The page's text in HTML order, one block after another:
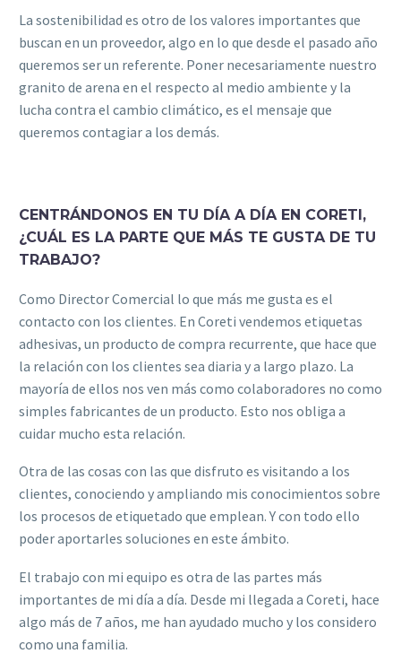
La sostenibilidad es otro de los valores importantes que
buscan en un proveedor, algo en lo que desde el pasado año
queremos ser un referente. Poner necesariamente nuestro
granito de arena en el respecto al medio ambiente y la
lucha contra el cambio climático, es el mensaje que
queremos contagiar a los demás.
CENTRÁNDONOS EN TU DÍA A DÍA EN CORETI,
¿CUÁL ES LA PARTE QUE MÁS TE GUSTA DE TU
TRABAJO?
Como Director Comercial lo que más me gusta es el
contacto con los clientes. En Coreti vendemos etiquetas
adhesivas, un producto de compra recurrente, que hace que
la relación con los clientes sea diaria y a largo plazo. La
mayoría de ellos nos ven más como colaboradores no como
simples fabricantes de un producto. Esto nos obliga a
cuidar mucho esta relación.
Otra de las cosas con las que disfruto es visitando a los
clientes, conociendo y ampliando mis conocimientos sobre
los procesos de etiquetado que emplean. Y con todo ello
poder aportarles soluciones en este ámbito.
El trabajo con mi equipo es otra de las partes más
importantes de mi día a día. Desde mi llegada a Coreti, hace
algo más de 7 años, me han ayudado mucho y los considero
como una familia.